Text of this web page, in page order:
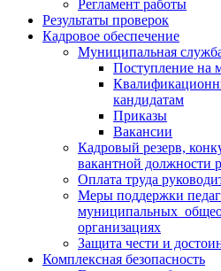
Регламент работы
Результаты проверок
Кадровое обеспечение
Муниципальная
Поступление на
кандидатам
Приказы
Вакансии
Кадровый резерв,
вакантной должности
Оплата труда
Меры поддержки
муниципальных
организациях
Защита чести и
Комплексная безопасность